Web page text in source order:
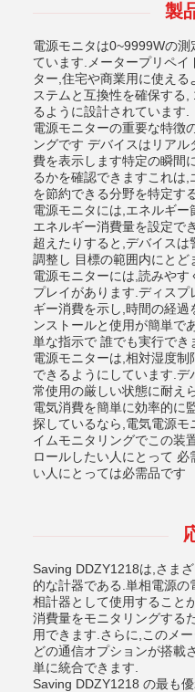
製
電源モニタは0~9999Wの
ています.メータープリペ
ター,住宅や商業用に使え
ステムと互換性を確保する
るように設計されています.
電源モニターの重要な特徴
ングです デバイスはリア
費を表示します特定の瞬間
るかを確認できますこれは
を節約できる分野を特定す
電源モニタには,エネルギ
エネルギー消費量を設定で
超えたりすると,デバイス
調整し 目標の範囲内にとど
電源モニターには,読みや
プレイがあります.ディス
ギー消費を示し,時間の経
ンストールと使用が簡単で
単な指示で 誰でも実行でき
電源モニターは,相対湿度
できるようにしています.
常使用の厳しい状態に耐え
電気消費を簡単に効率的に
探しているなら,電気電源モ
イムモニタリングでこの装
ロールしたい人にとって
い人にとっては必需品です
Saving DDZY1218は,さま
的な計器である.単相電源
相計器として使用すること
消費量をモニタリングする
用できます.さらに,このメ
どの通信オプションが搭載
単に統合できます.
Saving DDZY1218 の最も